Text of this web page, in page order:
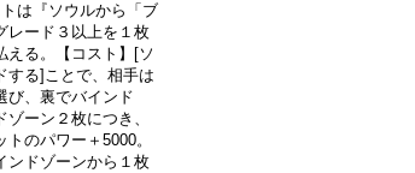
は『ソウルから「ブ
レード３以上を１枚
える。【コスト】[ソ
する]ことで、相手は
び、裏でバインド
ーン２枚につき、
のパワー＋5000。
ンドゾーンから１枚